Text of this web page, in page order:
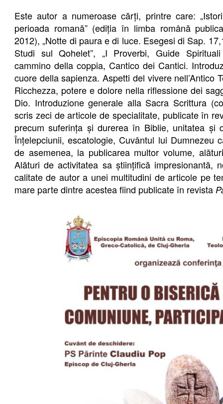
Este autor a numeroase cărți, printre care:
perioada romană” (ediția în limba română
2012), „Notte di paura e di luce. Esegesi di Sap.
Studi sul Qohelet”, „I Proverbi, Guide Spirituali
cammino della coppia, Cantico dei Cantici.
cuore della sapienza. Aspetti del vivere nell’Antico
Ricchezza, potere e dolore nella riflessione dei
Dio. Introduzione generale alla Sacra Scrittura
scris zeci de articole de specialitate, publicate în
precum suferința și durerea în Biblie, unitatea și
Înțelepciunii, escatologie, Cuvântul lui Dumnezeu
de asemenea, la publicarea multor volume,
Alături de activitatea sa științifică impresionantă,
calitate de autor a unei multitudini de articole pe
mare parte dintre acestea fiind publicate în revista